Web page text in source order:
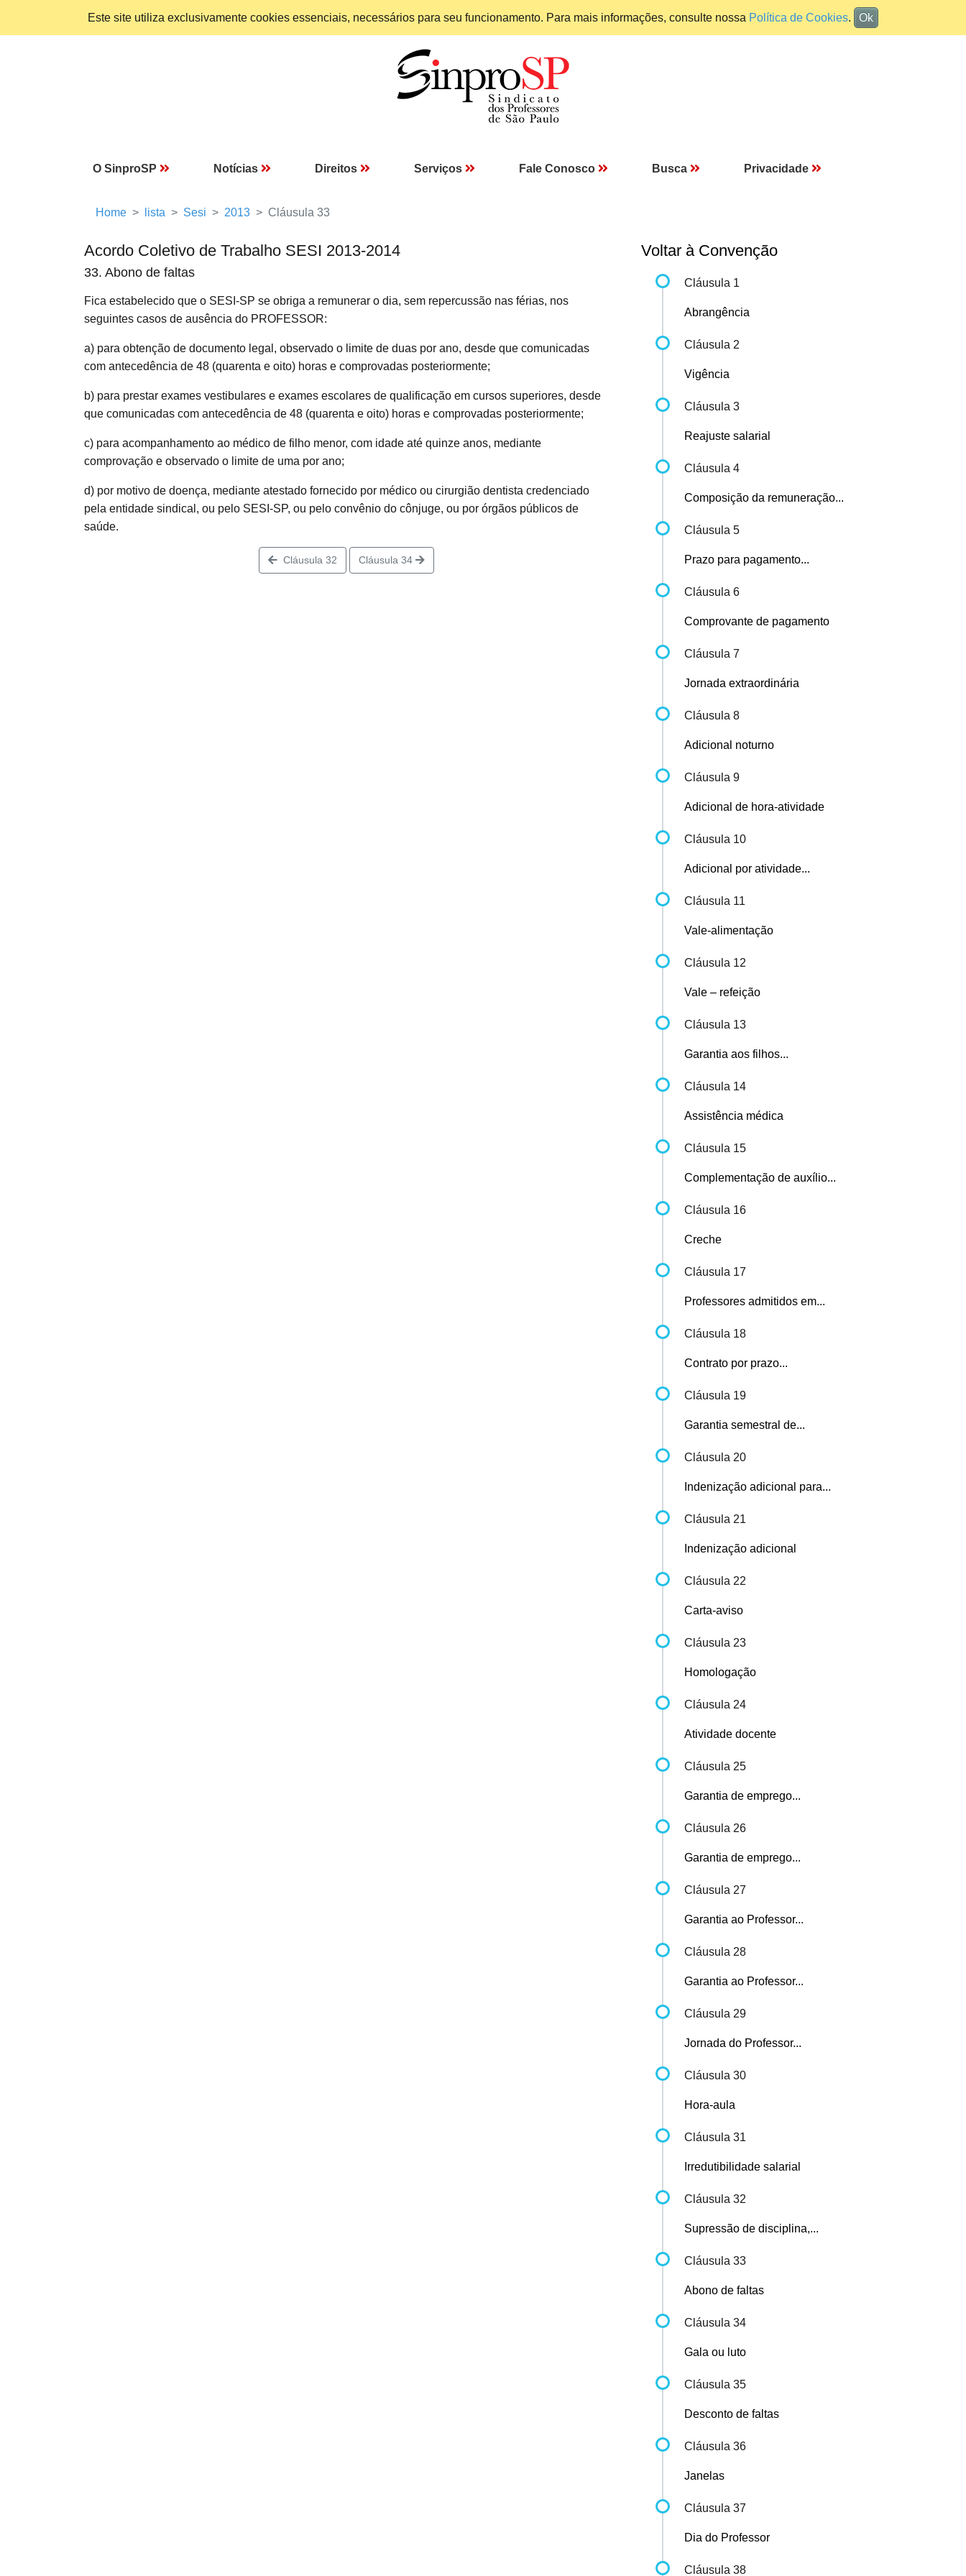
Este site utiliza exclusivamente cookies essenciais, necessários para seu funcionamento. Para mais informações, consulte nossa Política de Cookies. Ok
O SinproSP Notícias Direitos Serviços Fale Conosco Busca Privacidade
Home lista Sesi 2013 Cláusula 33
Acordo Coletivo de Trabalho SESI 2013-2014
33. Abono de faltas
Fica estabelecido que o SESI-SP se obriga a remunerar o dia, sem repercussão nas férias, nos
seguintes casos de ausência do PROFESSOR:
a) para obtenção de documento legal, observado o limite de duas por ano, desde que comunicadas
com antecedência de 48 (quarenta e oito) horas e comprovadas posteriormente;
b) para prestar exames vestibulares e exames escolares de qualificação em cursos superiores, desde
que comunicadas com antecedência de 48 (quarenta e oito) horas e comprovadas posteriormente;
c) para acompanhamento ao médico de filho menor, com idade até quinze anos, mediante
comprovação e observado o limite de uma por ano;
d) por motivo de doença, mediante atestado fornecido por médico ou cirurgião dentista credenciado
pela entidade sindical, ou pelo SESI-SP, ou pelo convênio do cônjuge, ou por órgãos públicos de
saúde.
Cláusula 32 Cláusula 34
Voltar à Convenção
Cláusula 1
Abrangência
Cláusula 2
Vigência
Cláusula 3
Reajuste salarial
Cláusula 4
Composição da remuneração...
Cláusula 5
Prazo para pagamento...
Cláusula 6
Comprovante de pagamento
Cláusula 7
Jornada extraordinária
Cláusula 8
Adicional noturno
Cláusula 9
Adicional de hora-atividade
Cláusula 10
Adicional por atividade...
Cláusula 11
Vale-alimentação
Cláusula 12
Vale – refeição
Cláusula 13
Garantia aos filhos...
Cláusula 14
Assistência médica
Cláusula 15
Complementação de auxílio...
Cláusula 16
Creche
Cláusula 17
Professores admitidos em...
Cláusula 18
Contrato por prazo...
Cláusula 19
Garantia semestral de...
Cláusula 20
Indenização adicional para...
Cláusula 21
Indenização adicional
Cláusula 22
Carta-aviso
Cláusula 23
Homologação
Cláusula 24
Atividade docente
Cláusula 25
Garantia de emprego...
Cláusula 26
Garantia de emprego...
Cláusula 27
Garantia ao Professor...
Cláusula 28
Garantia ao Professor...
Cláusula 29
Jornada do Professor...
Cláusula 30
Hora-aula
Cláusula 31
Irredutibilidade salarial
Cláusula 32
Supressão de disciplina,...
Cláusula 33
Abono de faltas
Cláusula 34
Gala ou luto
Cláusula 35
Desconto de faltas
Cláusula 36
Janelas
Cláusula 37
Dia do Professor
Cláusula 38